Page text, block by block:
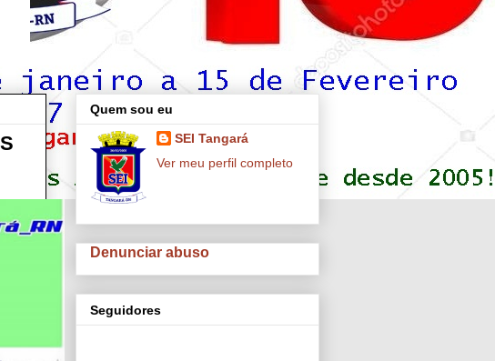
Quem sou eu
SEI Tangará
Ver meu perfil completo
Denunciar abuso
Seguidores